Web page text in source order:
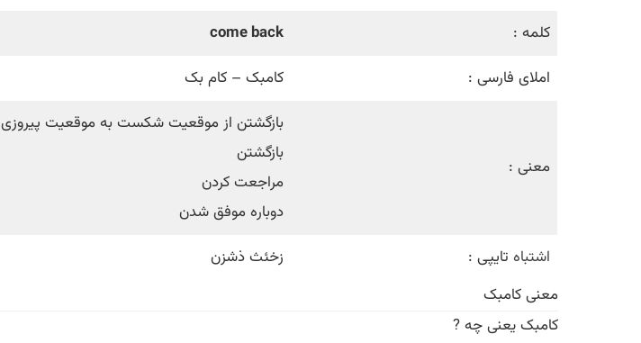
کلمه :
come back
املای فارسی :
کامبک – کام بک
معنی :
بازگشتن از موقعیت شکست به موقعیت پیروزی
بازگشتن
مراجعت کردن
دوباره موفق شدن
اشتباه تایپی :
زخئث ذشزن
معنی کامبک
کامبک یعنی چه ?